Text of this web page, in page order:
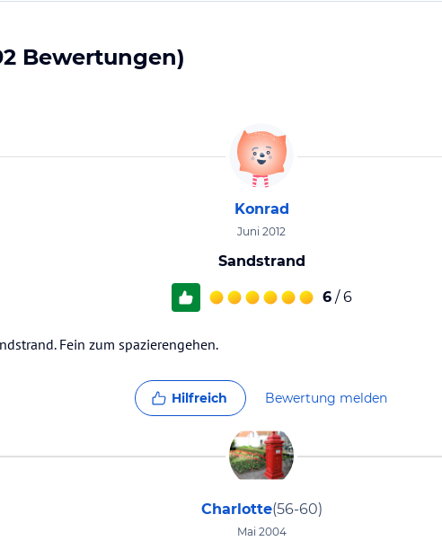
Bewertungen)
Konrad
Juni 2012
Sandstrand
6 / 6
Fein zum spazierengehen.
Hilfreich Bewertung melden
Charlotte(56-60)
Mai 2004